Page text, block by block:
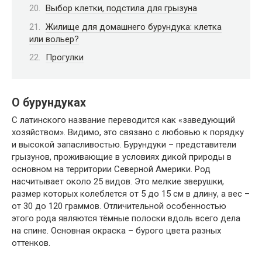
Выбор клетки, подстила для грызуна
Жилище для домашнего бурундука: клетка
или вольер?
Прогулки
О бурундуках
С латинского название переводится как «заведующий
хозяйством». Видимо, это связано с любовью к порядку
и высокой запасливостью. Бурундуки – представители
грызунов, проживающие в условиях дикой природы в
основном на территории Северной Америки. Род
насчитывает около 25 видов. Это мелкие зверушки,
размер которых колеблется от 5 до 15 см в длину, а вес –
от 30 до 120 граммов. Отличительной особенностью
этого рода являются тёмные полоски вдоль всего дела
на спине. Основная окраска – бурого цвета разных
оттенков.